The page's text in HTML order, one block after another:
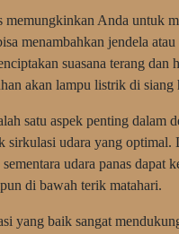
memungkinkan Anda untuk
menambahkan jendela
suasana terang
akan lampu listrik di siang
satu aspek penting dalam
sirkulasi udara yang optimal.
udara panas
di bawah terik matahari.
yang baik sangat